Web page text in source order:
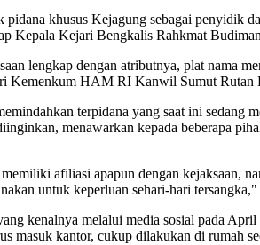
khusus Kejagung sebagai penyidik
Kepala Kejari Bengkalis Rahkmat
lengkap dengan atributnya, plat nama
Kemenkum HAM RI Kanwil Sumut Rutan
terpidana yang saat ini sedang
menawarkan kepada beberapa
afiliasi apapun dengan kejaksaan,
untuk keperluan sehari-hari
kenalnya melalui media sosial pada
masuk kantor, cukup dilakukan di rumah